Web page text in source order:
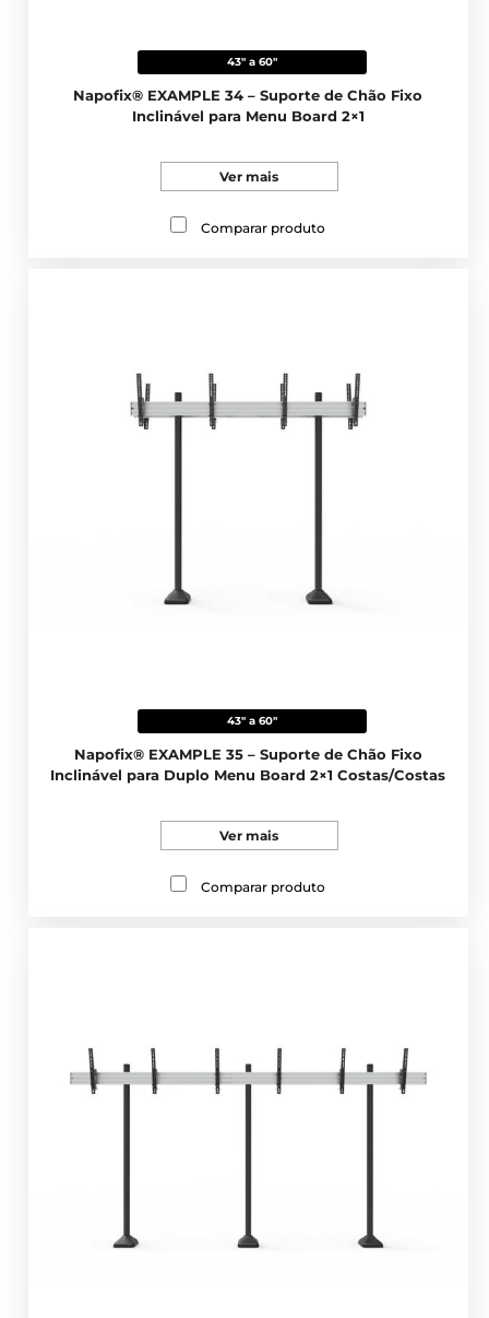
43" a 60"
Napofix® EXAMPLE 34 – Suporte de Chão Fixo
Inclinável para Menu Board 2×1
Ver mais
Comparar produto
43" a 60"
Napofix® EXAMPLE 35 – Suporte de Chão Fixo
Inclinável para Duplo Menu Board 2×1 Costas/Costas
Ver mais
Comparar produto